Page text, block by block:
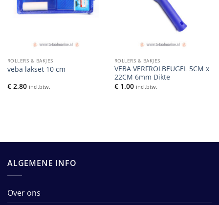
ROLLERS & BAKJES
veba lakset 10 cm
€2.80 incl.btw.
ROLLERS & BAKJES
VEBA VERFROLBEUGEL 5CM x
22CM 6mm Dikte
€1.00 incl.btw.
ALGEMENE INFO
Over ons